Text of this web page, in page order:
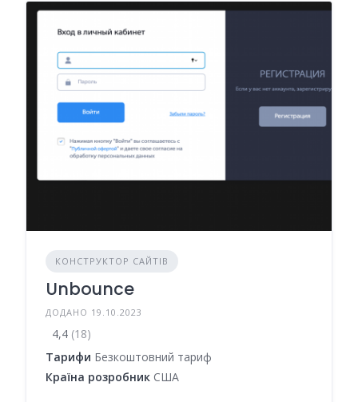
КОНСТРУКТОР САЙТІВ
Unbounce
ДОДАНО 19.10.2023
4,4 (18)
Тарифи Безкоштовний тариф
Країна розробник США